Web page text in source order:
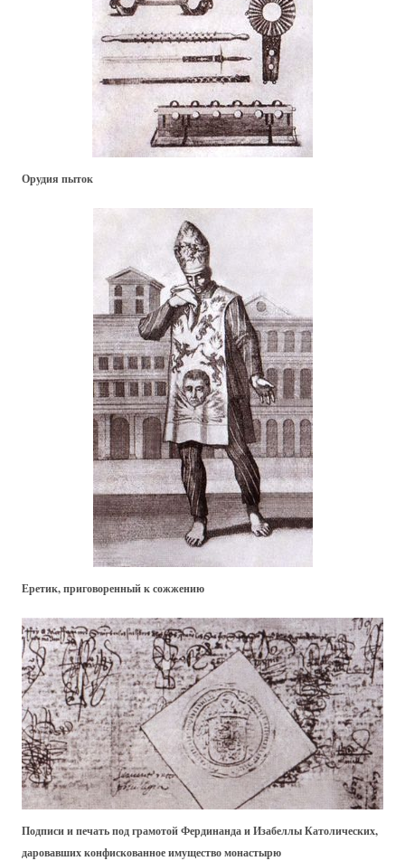
Орудия пыток
Еретик, приговоренный к сожжению
Подписи и печать под грамотой Фердинанда и Изабеллы Католических,
даровавших конфискованное имущество монастырю